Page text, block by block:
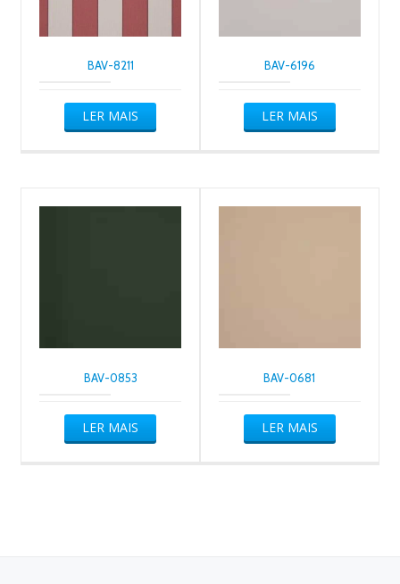
BAV-8211
LER MAIS
BAV-6196
LER MAIS
BAV-0853
LER MAIS
BAV-0681
LER MAIS